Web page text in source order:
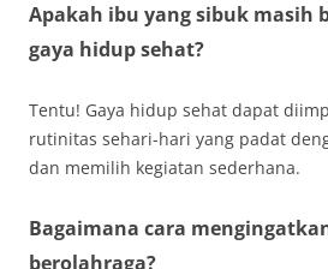
Apakah ibu yang sibuk masih
gaya hidup sehat?
Tentu! Gaya hidup sehat dapat
rutinitas sehari-hari yang padat
dan memilih kegiatan sederhana.
Bagaimana cara
berolahraga?